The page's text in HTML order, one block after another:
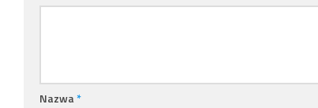
Nazwa*